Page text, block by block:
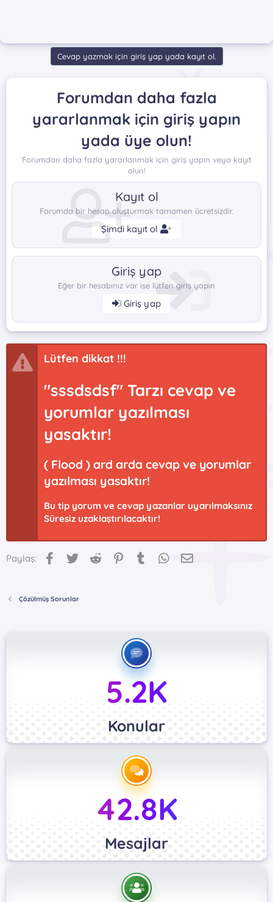
Cevap yazmak için giriş yap yada kayıt ol.
Forumdan daha fazla
yararlanmak için giriş yapın
yada üye olun!
Forumdan daha fazla yararlanmak için giriş yapın veya kayıt
olun!
Kayıt ol
Forumda bir hesap oluşturmak tamamen ücretsizdir.
Şimdi kayıt ol
Giriş yap
Eğer bir hesabınız var ise lütfen giriş yapın
Giriş yap
Lütfen dikkat !!!
"sssdsdsf" Tarzı cevap ve
yorumlar yazılması
yasaktır!
( Flood ) ard arda cevap ve yorumlar
yazılması yasaktır!
Bu tip yorum ve cevap yazanlar uyarılmaksınız
Süresiz uzaklaştırılacaktır!
Paylaş: Facebook
Twitter Reddit PinterestTumblr WhatsApp
Çözülmüş Sorunlar
5.2K
Konular
42.8K
Mesajlar